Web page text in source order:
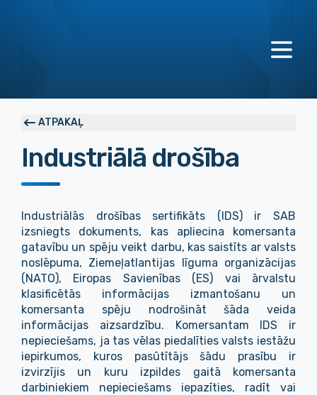
ATPAKAĻ
Industriālā drošība
Industriālās drošības sertifikāts (IDS) ir SAB
izsniegts dokuments, kas apliecina komersanta
gatavību un spēju veikt darbu, kas saistīts ar valsts
noslēpuma, Ziemeļatlantijas līguma organizācijas
(NATO), Eiropas Savienības (ES) vai ārvalstu
klasificētās informācijas izmantošanu un
komersanta spēju nodrošināt šāda veida
informācijas aizsardzību. Komersantam IDS ir
nepieciešams, ja tas vēlas piedalīties valsts iestāžu
iepirkumos, kuros pasūtītājs šādu prasību ir
izvirzījis un kuru izpildes gaitā komersanta
darbiniekiem nepieciešams iepazīties, radīt vai